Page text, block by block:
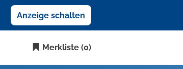
Anzeige schalten
Merkliste (0)